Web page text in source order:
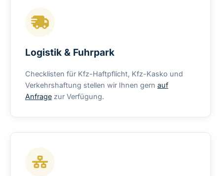
Logistik & Fuhrpark
Checklisten für Kfz-Haftpflicht, Kfz-Kasko und
Verkehrshaftung stellen wir Ihnen gern auf
Anfrage zur Verfügung.